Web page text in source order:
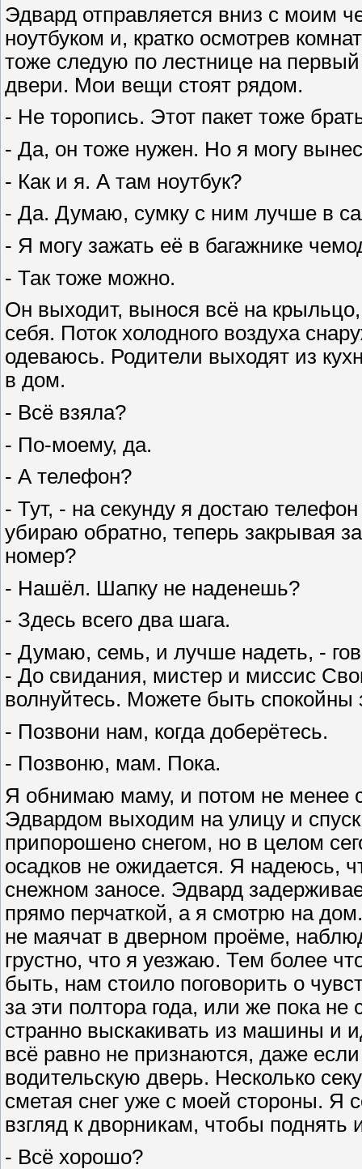
Эдвард отправляется вниз с моим
ноутбуком и, кратко осмотрев
тоже следую по лестнице на
двери. Мои вещи стоят рядом.
- Не торопись. Этот пакет тоже
- Да, он тоже нужен. Но я могу
- Как и я. А там ноутбук?
- Да. Думаю, сумку с ним лучше в
- Я могу зажать её в багажнике
- Так тоже можно.
Он выходит, вынося всё на
себя. Поток холодного воздуха
одеваюсь. Родители выходят из
в дом.
- Всё взяла?
- По-моему, да.
- А телефон?
- Тут, - на секунду я достаю
убираю обратно, теперь закрывая
номер?
- Нашёл. Шапку не наденешь?
- Здесь всего два шага.
- Думаю, семь, и лучше надеть, -
- До свидания, мистер и миссис
волнуйтесь. Можете быть
- Позвони нам, когда доберётесь.
- Позвоню, мам. Пока.
Я обнимаю маму, и потом не менее
Эдвардом выходим на улицу и
припорошено снегом, но в целом
осадков не ожидается. Я надеюсь,
снежном заносе. Эдвард
прямо перчаткой, а я смотрю на
не маячат в дверном проёме,
грустно, что я уезжаю. Тем более
быть, нам стоило поговорить о
за эти полтора года, или же пока
странно выскакивать из машины и
всё равно не признаются, даже
водительскую дверь. Несколько
сметая снег уже с моей стороны. Я
взгляд к дворникам, чтобы поднять
- Всё хорошо?